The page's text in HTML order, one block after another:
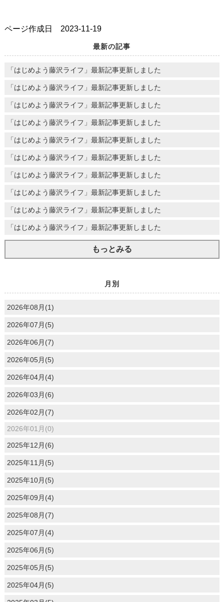
ページ作成日 2023-11-19
最新の記事
「はじめよう藤沢ライフ」最新記事更新しました
「はじめよう藤沢ライフ」最新記事更新しました
「はじめよう藤沢ライフ」最新記事更新しました
「はじめよう藤沢ライフ」最新記事更新しました
「はじめよう藤沢ライフ」最新記事更新しました
「はじめよう藤沢ライフ」最新記事更新しました
「はじめよう藤沢ライフ」最新記事更新しました
「はじめよう藤沢ライフ」最新記事更新しました
「はじめよう藤沢ライフ」最新記事更新しました
「はじめよう藤沢ライフ」最新記事更新しました
もっとみる
月別
2026年08月(1)
2026年07月(5)
2026年06月(7)
2026年05月(5)
2026年04月(4)
2026年03月(6)
2026年02月(7)
2026年01月(0)
2025年12月(6)
2025年11月(5)
2025年10月(5)
2025年09月(4)
2025年08月(7)
2025年07月(4)
2025年06月(5)
2025年05月(5)
2025年04月(5)